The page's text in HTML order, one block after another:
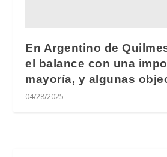
En Argentino de
el balance con una
mayoría, y algunas
04/28/2025